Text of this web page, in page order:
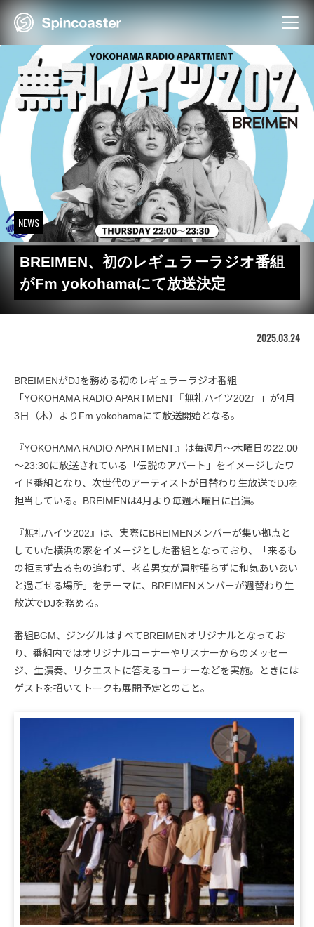
Skip
NEWS
BREIMEN、初のレギュラーラジオ番組
がFm yokohamaにて放送決定
2025.03.24
BREIMENがDJを務める初のレギュラーラジオ番組
「YOKOHAMA RADIO APARTMENT『無礼ハイツ202』」が4月
3日（木）よりFm yokohamaにて放送開始となる。
『YOKOHAMA RADIO APARTMENT』は毎週月～木曜日の22:00
～23:30に放送されている「伝説のアパート」をイメージしたワ
イド番組となり、次世代のアーティストが日替わり生放送でDJを
担当している。BREIMENは4月より毎週木曜日に出演。
『無礼ハイツ202』は、実際にBREIMENメンバーが集い拠点と
していた横浜の家をイメージとした番組となっており、「来るも
の拒まず去るもの追わず、老若男女が肩肘張らずに和気あいあい
と過ごせる場所」をテーマに、BREIMENメンバーが週替わり生
放送でDJを務める。
番組BGM、ジングルはすべてBREIMENオリジナルとなってお
り、番組内ではオリジナルコーナーやリスナーからのメッセー
ジ、生演奏、リクエストに答えるコーナーなどを実施。ときには
ゲストを招いてトークも展開予定とのこと。